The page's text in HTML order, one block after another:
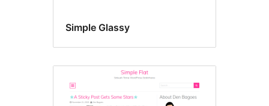
Simple Glassy